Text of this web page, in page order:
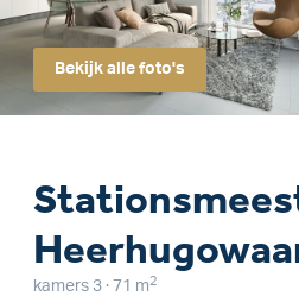
Bekijk alle foto's
kamers 3 · 71 m 2